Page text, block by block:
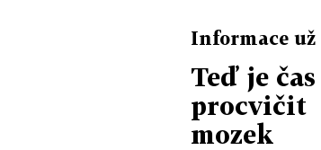
Informace už
Teď je čas
procvičit
mozek